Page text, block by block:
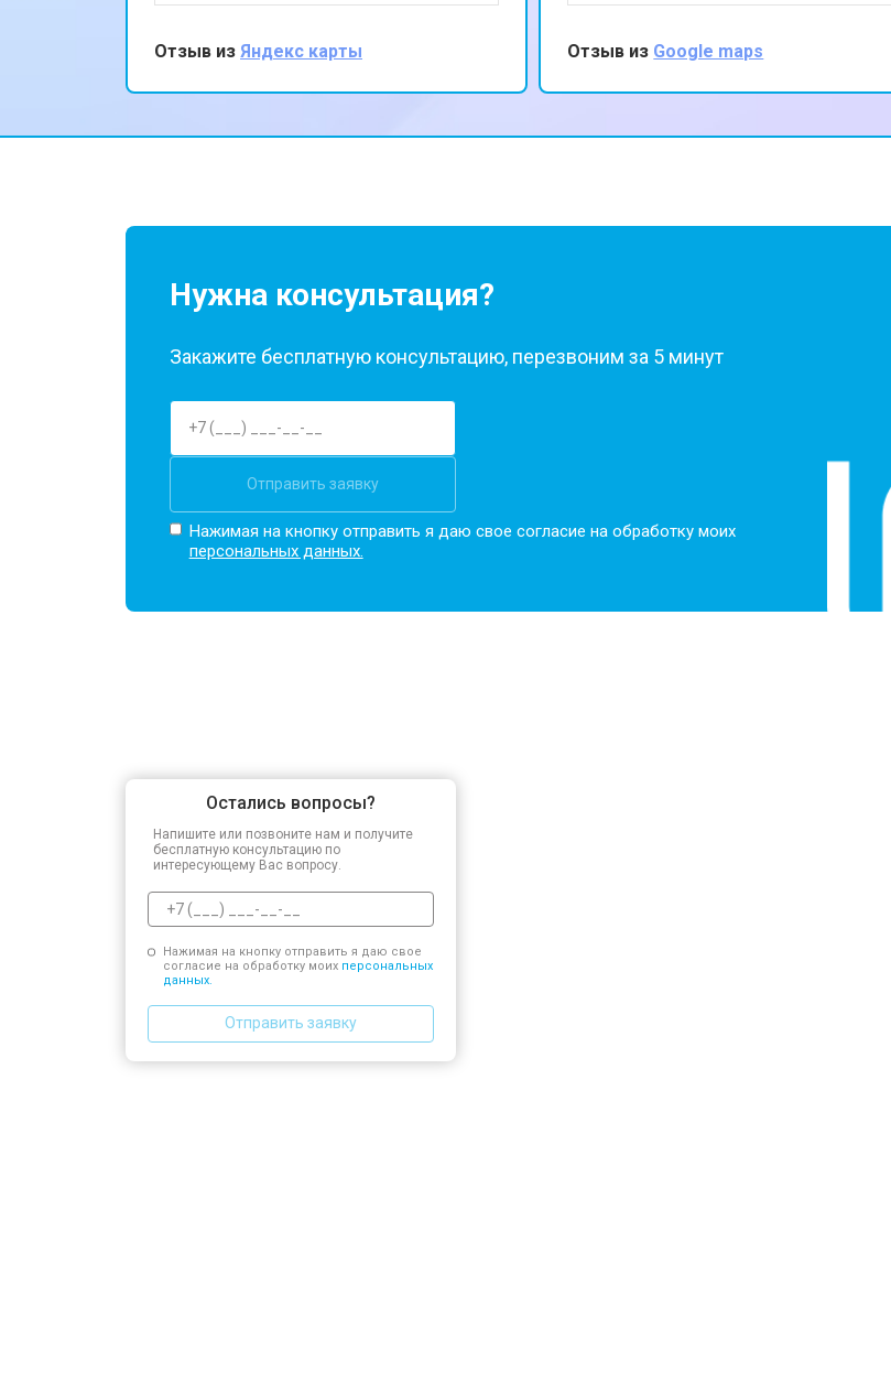
неисправность, и теперь он звучит
как новый. Очень доволен качеством
обслуживания и профессионализмом
команды. Спасибо за вашу работу!
Отзыв из Яндекс карты
качеством обслуживания. Теперь
система работает безупречно.
Рекомендую этот сервис всем
владельцам аудиотехники Harman
Отзыв из Google maps
Нужна консультация?
Закажите бесплатную консультацию, перезвоним за 5 минут
Отправить заявку
Нажимая на кнопку отправить я даю свое согласие на обработку моих
персональных данных.
Остались вопросы?
Напишите или позвоните нам и получите
бесплатную консультацию по
интересующему Вас вопросу.
Нажимая на кнопку отправить я даю свое
согласие на обработку моих персональных
данных.
Отправить заявку